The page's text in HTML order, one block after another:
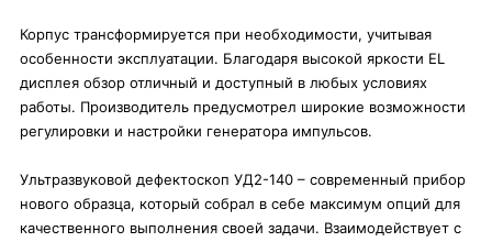
Корпус трансформируется при необходимости, учитывая
особенности эксплуатации. Благодаря высокой яркости EL
дисплея обзор отличный и доступный в любых условиях
работы. Производитель предусмотрел широкие возможности
регулировки и настройки генератора импульсов.
Ультразвуковой дефектоскоп УД2-140 – современный прибор
нового образца, который собрал в себе максимум опций для
качественного выполнения своей задачи. Взаимодействует с